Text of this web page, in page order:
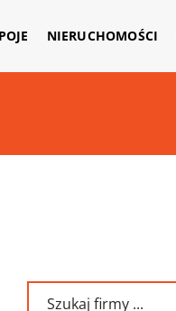
NIERUCHOMOŚCI